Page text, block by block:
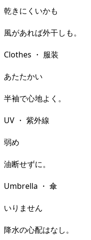
乾きにくいかも
風があれば外干しも。
Clothes ・ 服装
あたたかい
半袖で心地よく。
UV ・ 紫外線
弱め
油断せずに。
Umbrella ・ 傘
いりません
降水の心配はなし。